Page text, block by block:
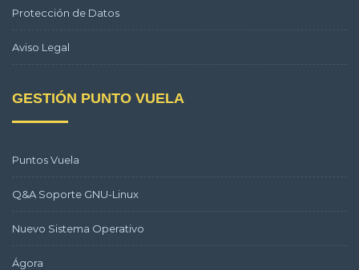
Protección de Datos
Aviso Legal
GESTIÓN PUNTO VUELA
Puntos Vuela
Q&A Soporte GNU-Linux
Nuevo Sistema Operativo
Ágora